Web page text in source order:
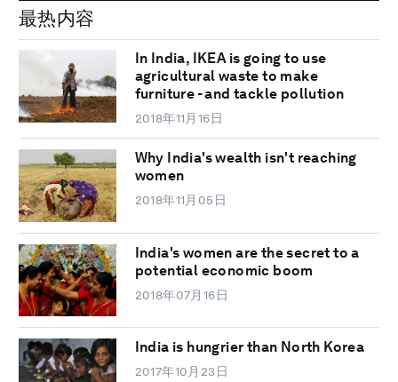
最热内容
In India, IKEA is going to use
agricultural waste to make
furniture - and tackle pollution
2018年11月16日
Why India's wealth isn't reaching
women
2018年11月05日
India's women are the secret to a
potential economic boom
2018年07月16日
India is hungrier than North Korea
2017年10月23日